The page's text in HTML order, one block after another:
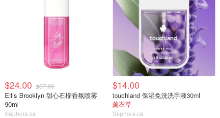
$24.00 $37.00
Ellis Brooklyn 甜心石榴香氛喷雾
90ml
Sephora.ca
$14.00
touchland 保湿免洗洗手液30ml
薰衣草
Sephora.ca